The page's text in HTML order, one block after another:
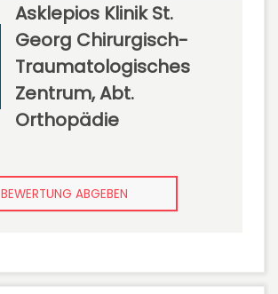
Asklepios Klinik St.
Georg Chirurgisch-
Traumatologisches
Zentrum, Abt.
Orthopädie
BEWERTUNG ABGEBEN